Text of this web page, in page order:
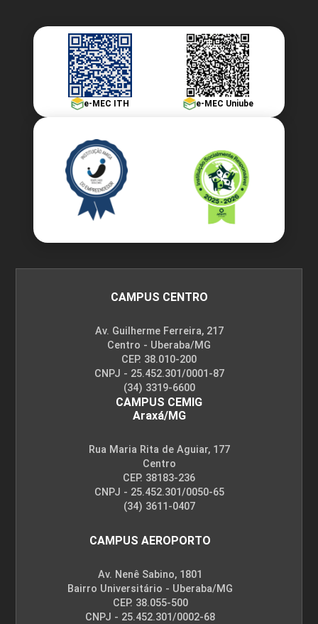
e-MEC ITH e-MEC Uniube
CAMPUS CENTRO
Av. Guilherme Ferreira, 217
Centro - Uberaba/MG
CEP. 38.010-200
CNPJ - 25.452.301/0001-87
(34) 3319-6600
CAMPUS CEMIG
Araxá/MG
Rua Maria Rita de Aguiar, 177
Centro
CEP. 38183-236
CNPJ - 25.452.301/0050-65
(34) 3611-0407
CAMPUS AEROPORTO
Av. Nenê Sabino, 1801
Bairro Universitário - Uberaba/MG
CEP. 38.055-500
CNPJ - 25.452.301/0002-68